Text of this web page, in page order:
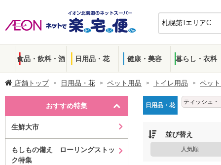
食品・飲料・酒 日用品・花 健康・美容 暮らし・衣料
店舗トップ 日用品・花 ペット用品 トイレ用品 ペッ
おすすめ特集
生鮮大市
もしもの備え ローリングストッ
ク特集
日用品・花 ティッシュ
並び替え
人気順